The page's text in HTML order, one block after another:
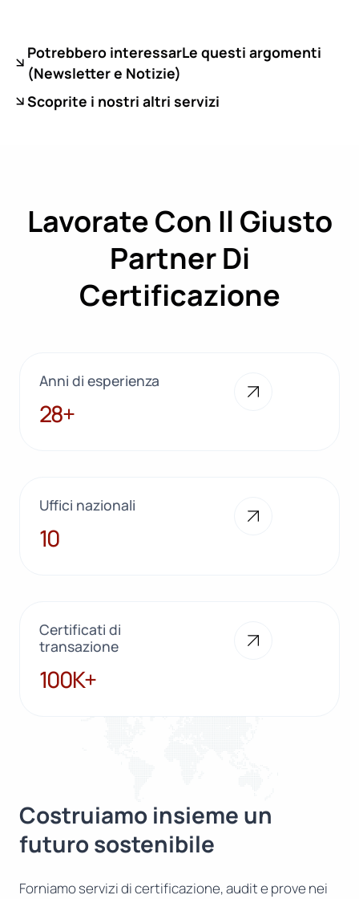
Potrebbero interessarLe questi argomenti
(Newsletter e Notizie)
Scoprite i nostri altri servizi
Lavorate Con Il Giusto
Partner Di
Certificazione
Anni di esperienza
28+
28+
Uffici nazionali
10
10
Certificati di
transazione
100K+
100K+
Costruiamo insieme un
futuro sostenibile
Forniamo servizi di certificazione, audit e prove nei